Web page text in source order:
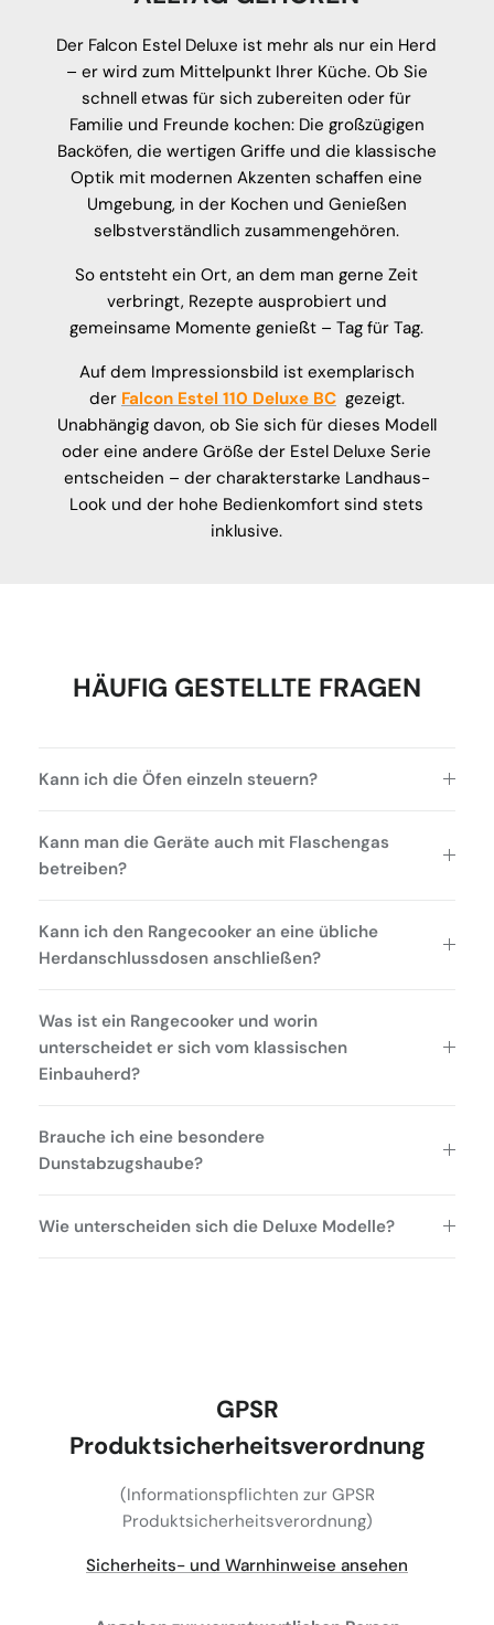
Der Falcon Estel Deluxe ist mehr als nur ein Herd
– er wird zum Mittelpunkt Ihrer Küche. Ob Sie
schnell etwas für sich zubereiten oder für
Familie und Freunde kochen: Die großzügigen
Backöfen, die wertigen Griffe und die klassische
Optik mit modernen Akzenten schaffen eine
Umgebung, in der Kochen und Genießen
selbstverständlich zusammengehören.
So entsteht ein Ort, an dem man gerne Zeit
verbringt, Rezepte ausprobiert und
gemeinsame Momente genießt – Tag für Tag.
Auf dem Impressionsbild ist exemplarisch
der Falcon Estel 110 Deluxe BCgezeigt.
Unabhängig davon, ob Sie sich für dieses Modell
oder eine andere Größe der Estel Deluxe Serie
entscheiden – der charakterstarke Landhaus-
Look und der hohe Bedienkomfort sind stets
inklusive.
HÄUFIG GESTELLTE FRAGEN
Kann ich die Öfen einzeln steuern?
Kann man die Geräte auch mit Flaschengas
betreiben?
Kann ich den Rangecooker an eine übliche
Herdanschlussdosen anschließen?
Was ist ein Rangecooker und worin
unterscheidet er sich vom klassischen
Einbauherd?
Brauche ich eine besondere
Dunstabzugshaube?
Wie unterscheiden sich die Deluxe Modelle?
GPSR
Produktsicherheitsverordnung
(Informationspflichten zur GPSR
Produktsicherheitsverordnung)
Sicherheits- und Warnhinweise ansehen